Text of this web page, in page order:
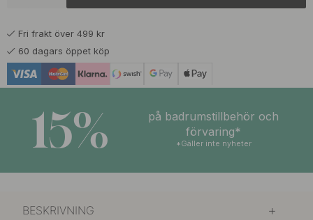
Fri frakt över 499 kr
60 dagars öppet köp
15%
på badrumstillbehör och
förvaring*
*Gäller inte nyheter
BESKRIVNING